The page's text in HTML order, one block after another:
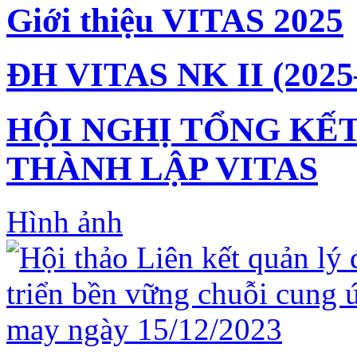
Giới thiệu VITAS 2025
ĐH VITAS NK II
HỘI NGHỊ TỔNG
THÀNH LẬP VITAS
Hình ảnh